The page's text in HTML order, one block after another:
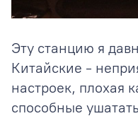
Эту станцию я
Китайские -
настроек, плохая
способные